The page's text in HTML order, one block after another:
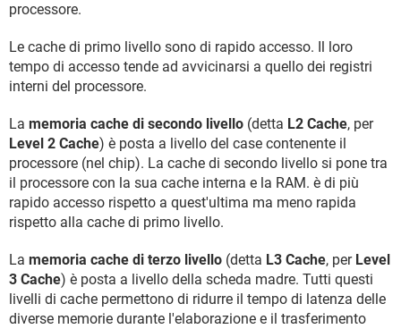
processore.
Le cache di primo livello sono di rapido accesso. Il loro
tempo di accesso tende ad avvicinarsi a quello dei registri
interni del processore.
La memoria cache di secondo livello (detta L2 Cache, per
Level 2 Cache) è posta a livello del case contenente il
processore (nel chip). La cache di secondo livello si pone tra
il processore con la sua cache interna e la RAM. è di più
rapido accesso rispetto a quest'ultima ma meno rapida
rispetto alla cache di primo livello.
La memoria cache di terzo livello (detta L3 Cache, per Level
3 Cache) è posta a livello della scheda madre. Tutti questi
livelli di cache permettono di ridurre il tempo di latenza delle
diverse memorie durante l'elaborazione e il trasferimento